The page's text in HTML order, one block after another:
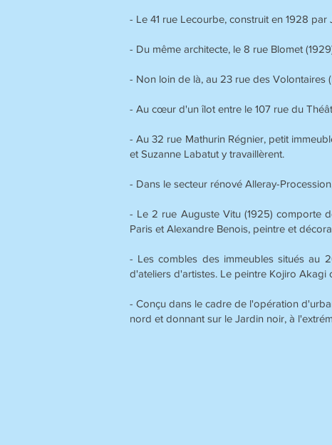
- Le 41 rue Lecourbe, construit en 1928
- Du même architecte, le 8 rue Blomet
- Non loin de là, au 23 rue des Volontaires
- Au cœur d'un îlot entre le 107 rue du
- Au 32 rue Mathurin Régnier, petit
et Suzanne Labatut y travaillèrent.
- Dans le secteur rénové Alleray-
- Le 2 rue Auguste Vitu (1925) comporte
Paris et Alexandre Benois, peintre et
- Les combles des immeubles situés au
d'ateliers d'artistes. Le peintre Kojiro Akagi
- Conçu dans le cadre de l'opération
nord et donnant sur le Jardin noir, à